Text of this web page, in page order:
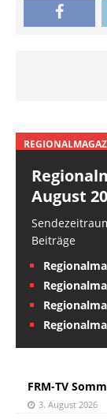
August
Beiträge
FRM-TV
3. August 2026